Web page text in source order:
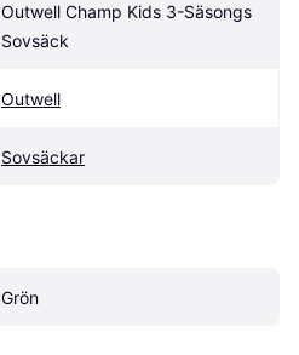
Outwell Champ Kids 3-Säsongs
Sovsäck
Outwell
Sovsäckar
Grön